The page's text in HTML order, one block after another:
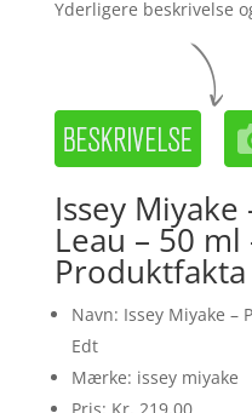
Yderligere beskrivelse
Issey Miyake
Leau – 50 ml
Produktfakta
Navn: Issey Miyake –
Edt
Mærke: issey miyake